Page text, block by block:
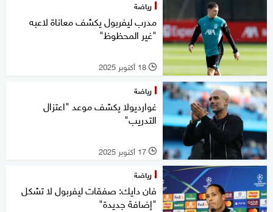
رياضة
مدرب ليفربول يكشف معاناة لاعبه
"غير المحظوظ"
l 18 أكتوبر 2025
رياضة
غوارديولا يكشف موعد "اعتزال
التدريب"
l 17 أكتوبر 2025
رياضة
فان دايك: صفقات ليفربول لا تشكل
"إضافة جديدة"